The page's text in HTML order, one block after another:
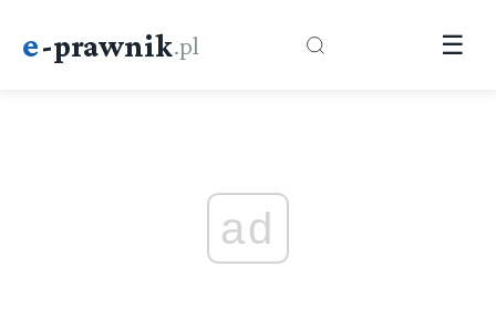
e-prawnik.pl ☰
ad